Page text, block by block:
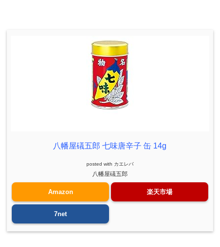
八幡屋礒五郎 七味唐辛子 缶 14g
posted with カエレバ
八幡屋礒五郎
Amazon 楽天市場
7net